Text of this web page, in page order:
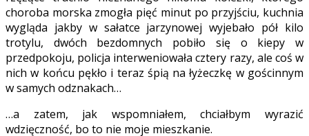
choroba morska zmogła pięć minut po przyjściu, kuchnia
wygląda jakby w sałatce jarzynowej wyjebało pół kilo
trotylu, dwóch bezdomnych pobiło się o kiepy w
przedpokoju, policja interweniowała cztery razy, ale coś w
nich w końcu pękło i teraz śpią na łyżeczkę w gościnnym
w samych odznakach…
…a zatem, jak wspomniałem, chciałbym wyrazić
wdzięczność, bo to nie moje mieszkanie.